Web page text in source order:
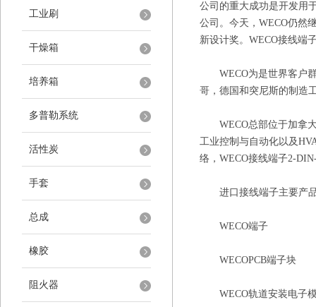
工业刷
干燥箱
培养箱
多普勒系统
活性炭
手套
总成
橡胶
阻火器
公司的重大成功是开发用
公司。今天，WECO仍然
新设计奖。WECO接线端
WECO为是世界客户群
哥，德国和突尼斯的制造
WECO总部位于加拿大
工业控制与自动化以及
络，WECO接线端子2-
进口接线端子主要产
WECO端子
WECOPCB端子块
WECO轨道安装电子